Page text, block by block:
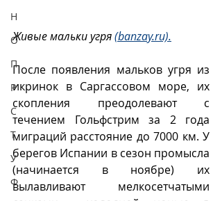
Н
О
П
Р
С
Т
У
Ф
Живые мальки угря (banzay.ru).
После появления мальков угря из
икринок в Саргассовом море, их
скопления преодолевают с
течением Гольфстрим за 2 года
миграций расстояние до 7000 км. У
берегов Испании в сезон промысла
(начинается в ноябре) их
вылавливают мелкосетчатыми